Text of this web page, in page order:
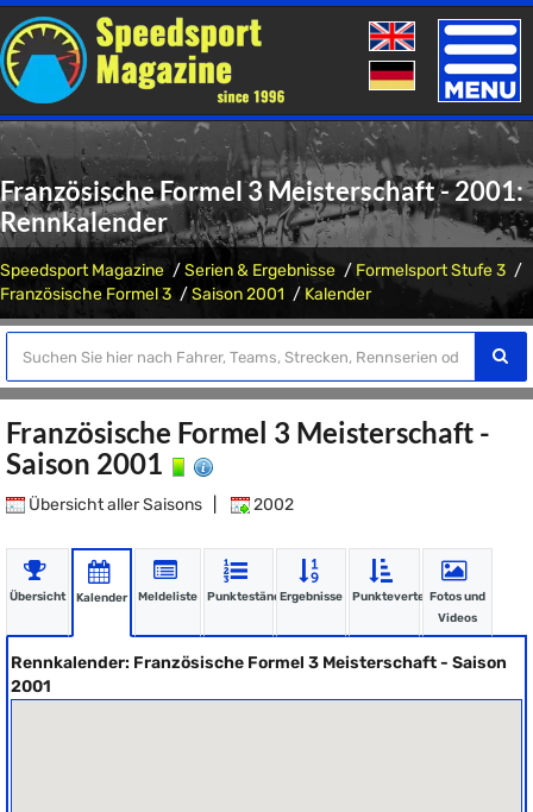
Toggle
Französische Formel 3 Meisterschaft - 2001:
Rennkalender
Speedsport Magazine Serien & Ergebnisse
Formelsport Stufe 3
Französische Formel 3
Saison 2001 Kalender
Französische Formel 3 Meisterschaft -
Saison 2001
Übersicht aller Saisons 2002
Übersicht Kalender Meldeliste PunkteständeErgebnisse PunkteverteilungFotos und
Videos
Rennkalender: Französische Formel 3 Meisterschaft - Saison
2001